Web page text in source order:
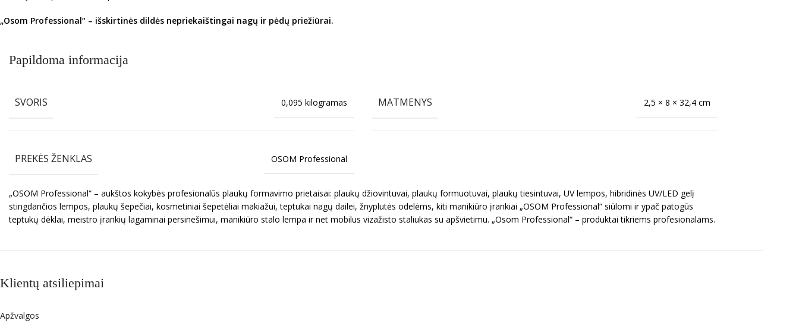
„Osom Professional“ – išskirtinės dildės nepriekaištingai nagų ir pėdų priežiūrai.
Papildoma informacija
SVORIS 0,095 kilogramas MATMENYS 2,5 × 8 × 32,4 cm
PREKĖS ŽENKLAS OSOM Professional
„OSOM Professional“ – aukštos kokybės profesionalūs plaukų formavimo prietaisai: plaukų džiovintuvai, plaukų formuotuvai, plaukų tiesintuvai, UV lempos, hibridinės UV/LED gelį
stingdančios lempos, plaukų šepečiai, kosmetiniai šepetėliai makiažui, teptukai nagų dailei, žnyplutės odelėms, kiti manikiūro įrankiai „OSOM Professional“ siūlomi ir ypač patogūs
teptukų dėklai, meistro įrankių lagaminai persinešimui, manikiūro stalo lempa ir net mobilus vizažisto staliukas su apšvietimu. „Osom Professional“ – produktai tikriems profesionalams.
Klientų atsiliepimai
Apžvalgos